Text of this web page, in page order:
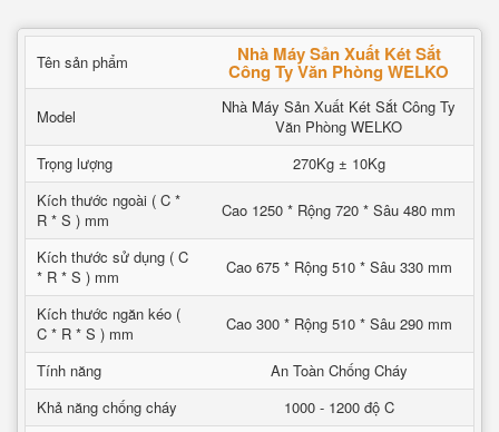
Tên sản phẩm Nhà Máy Sản Xuất Két Sắt
Công Ty Văn Phòng WELKO
Model
Nhà Máy Sản Xuất Két Sắt Công Ty
Văn Phòng WELKO
Trọng lượng
270Kg ± 10Kg
Kích thước ngoài ( C *
R * S ) mm
Cao 1250 * Rộng 720 * Sâu 480 mm
Kích thước sử dụng ( C
* R * S ) mm
Cao 675 * Rộng 510 * Sâu 330 mm
Kích thước ngăn kéo (
C * R * S ) mm
Cao 300 * Rộng 510 * Sâu 290 mm
Tính năng
An Toàn Chống Cháy
Khả năng chống cháy
1000 - 1200 độ C